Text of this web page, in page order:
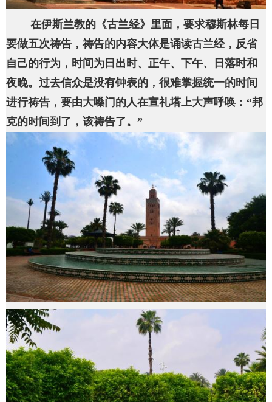
在伊斯兰教的《古兰经》里面，要求穆斯林每日
要做五次祷告，祷告的内容大体是诵读古兰经，反省
自己的行为，时间为日出时、正午、下午、日落时和
夜晚。过去信众是没有钟表的，很难掌握统一的时间
进行祷告，要由大嗓门的人在宣礼塔上大声呼唤：“邦
克的时间到了，该祷告了。”